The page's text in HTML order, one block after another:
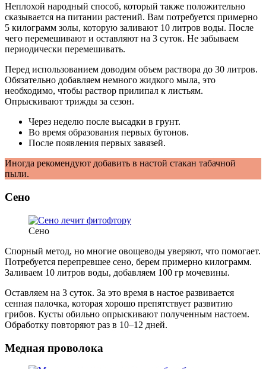
Неплохой народный способ, который также положительно
сказывается на питании растений. Вам потребуется примерно
5 килограмм золы, которую заливают 10 литров воды. После
чего перемешивают и оставляют на 3 суток. Не забываем
периодически перемешивать.
Перед использованием доводим объем раствора до 30 литров.
Обязательно добавляем немного жидкого мыла, это
необходимо, чтобы раствор прилипал к листьям.
Опрыскивают трижды за сезон.
Через неделю после высадки в грунт.
Во время образования первых бутонов.
После появления первых завязей.
Иногда рекомендуют добавить в настой стакан табачной
пыли.
Сено
Сено
Спорный метод, но многие овощеводы уверяют, что помогает.
Потребуется перепревшее сено, берем примерно килограмм.
Заливаем 10 литров воды, добавляем 100 гр мочевины.
Оставляем на 3 суток. За это время в настое развивается
сенная палочка, которая хорошо препятствует развитию
грибов. Кусты обильно опрыскивают полученным настоем.
Обработку повторяют раз в 10–12 дней.
Медная проволока